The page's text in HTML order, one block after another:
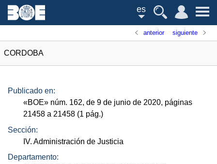
es
anterior siguiente
CORDOBA
Publicado en:
«BOE» núm. 162, de 9 de junio de 2020, páginas
21458 a 21458 (1 pág.)
Sección:
IV. Administración de Justicia
Departamento: